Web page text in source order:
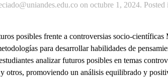
on octubre 1, 2024. Posted
posibles frente a controversias socio-
para desarrollar habilidades de
analizar futuros posibles en temas
promoviendo un análisis equilibrado y